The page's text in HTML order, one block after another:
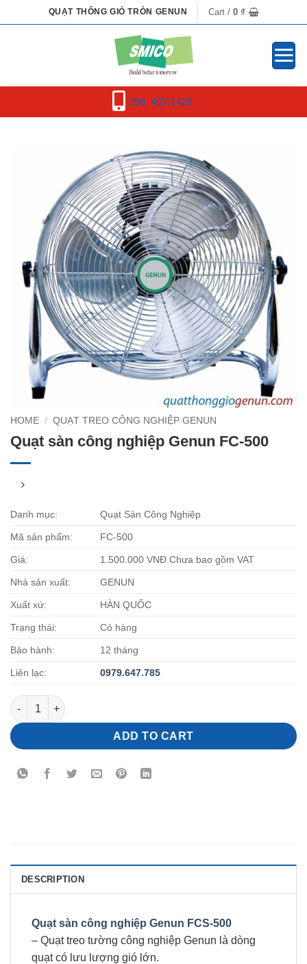
to
QUẠT THÔNG GIÓ TRÒN GENUN Cart / 0 ₫
096. 407.1429
HOME / QUẠT TREO CÔNG NGHIỆP GENUN
Quạt sàn công nghiệp Genun FC-500
Danh mục: Quạt Sàn Công Nghiệp
Mã sản phẩm: FC-500
Giá: 1.500.000 VNĐ Chưa bao gồm VAT
Nhà sản xuất: GENUN
Xuất xứ: HÀN QUỐC
Trạng thái: Có hàng
Bảo hành: 12 tháng
Liên lạc: 0979.647.785
Quạt sàn công nghiệp Genun FC-500 quantity
ADD TO CART
DESCRIPTION
Quạt sàn công nghiệp Genun FCS-500
– Quạt treo tường công nghiệp Genun là dòng
quạt có lưu lượng gió lớn.